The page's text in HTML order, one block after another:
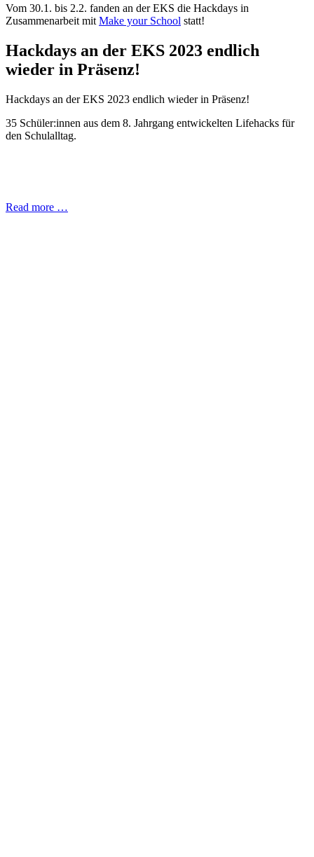
Vom 30.1. bis 2.2. fanden an der EKS die Hackdays in
Zusammenarbeit mit Make your School statt!
Hackdays an der EKS 2023 endlich
wieder in Präsenz!
Hackdays an der EKS 2023 endlich wieder in Präsenz!
35 Schüler:innen aus dem 8. Jahrgang entwickelten Lifehacks für
den Schulalltag.
Read more …